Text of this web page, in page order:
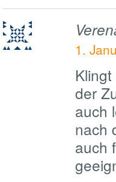
1.
der
auch
nach
auch